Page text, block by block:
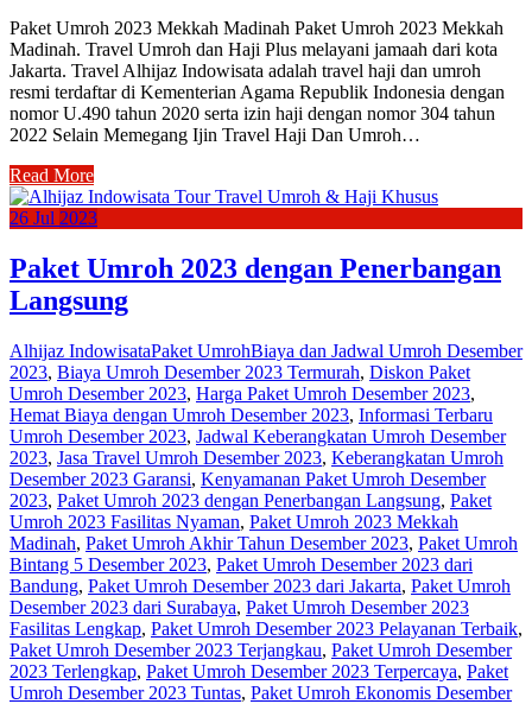
Paket Umroh 2023 Mekkah Madinah Paket Umroh 2023 Mekkah
Madinah. Travel Umroh dan Haji Plus melayani jamaah dari kota
Jakarta. Travel Alhijaz Indowisata adalah travel haji dan umroh
resmi terdaftar di Kementerian Agama Republik Indonesia dengan
nomor U.490 tahun 2020 serta izin haji dengan nomor 304 tahun
2022 Selain Memegang Ijin Travel Haji Dan Umroh…
Read More
26 Jul 2023
Paket Umroh 2023 dengan Penerbangan
Langsung
Alhijaz IndowisataPaket UmrohBiaya dan Jadwal Umroh Desember
2023, Biaya Umroh Desember 2023 Termurah, Diskon Paket
Umroh Desember 2023, Harga Paket Umroh Desember 2023,
Hemat Biaya dengan Umroh Desember 2023, Informasi Terbaru
Umroh Desember 2023, Jadwal Keberangkatan Umroh Desember
2023, Jasa Travel Umroh Desember 2023, Keberangkatan Umroh
Desember 2023 Garansi, Kenyamanan Paket Umroh Desember
2023, Paket Umroh 2023 dengan Penerbangan Langsung, Paket
Umroh 2023 Fasilitas Nyaman, Paket Umroh 2023 Mekkah
Madinah, Paket Umroh Akhir Tahun Desember 2023, Paket Umroh
Bintang 5 Desember 2023, Paket Umroh Desember 2023 dari
Bandung, Paket Umroh Desember 2023 dari Jakarta, Paket Umroh
Desember 2023 dari Surabaya, Paket Umroh Desember 2023
Fasilitas Lengkap, Paket Umroh Desember 2023 Pelayanan Terbaik,
Paket Umroh Desember 2023 Terjangkau, Paket Umroh Desember
2023 Terlengkap, Paket Umroh Desember 2023 Terpercaya, Paket
Umroh Desember 2023 Tuntas, Paket Umroh Ekonomis Desember